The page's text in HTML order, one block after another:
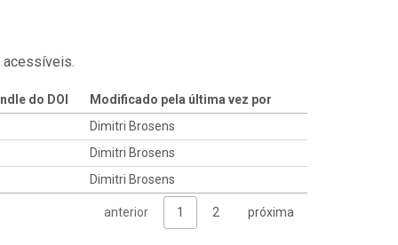
acessíveis.
do DOI
Modificado pela última vez por
Dimitri Brosens
Dimitri Brosens
Dimitri Brosens
anterior 1 2 próxima